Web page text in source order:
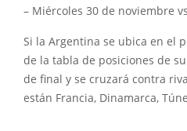
– Miércoles 30 de noviembre
Si la Argentina se ubica en el
de la tabla de posiciones de
de final y se cruzará contra
están Francia, Dinamarca,